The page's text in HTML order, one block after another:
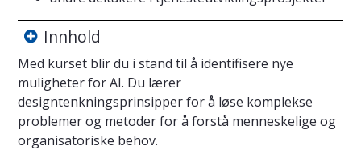
Innhold
Med kurset blir du i stand til å identifisere nye
muligheter for AI. Du lærer
designtenkningsprinsipper for å løse komplekse
problemer og metoder for å forstå menneskelige og
organisatoriske behov.